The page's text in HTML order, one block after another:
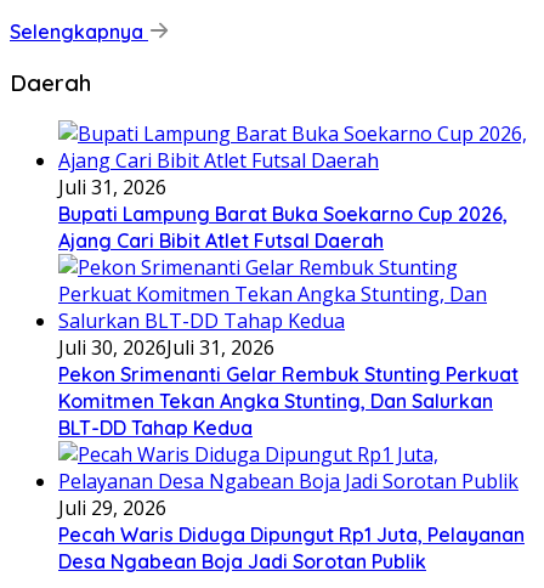
Selengkapnya
Daerah
Juli 31, 2026
Bupati Lampung Barat Buka Soekarno Cup 2026,
Ajang Cari Bibit Atlet Futsal Daerah
Juli 30, 2026Juli 31, 2026
Pekon Srimenanti Gelar Rembuk Stunting Perkuat
Komitmen Tekan Angka Stunting, Dan Salurkan
BLT-DD Tahap Kedua
Juli 29, 2026
Pecah Waris Diduga Dipungut Rp1 Juta, Pelayanan
Desa Ngabean Boja Jadi Sorotan Publik